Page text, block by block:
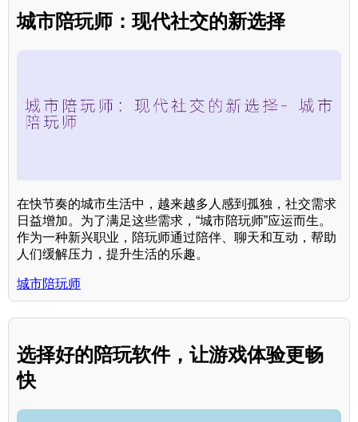
城市陪玩师：现代社交的新选择
在快节奏的城市生活中，越来越多人感到孤独，社交需求
日益增加。为了满足这些需求，“城市陪玩师”应运而生。
作为一种新兴职业，陪玩师通过陪伴、聊天和互动，帮助
人们缓解压力，提升生活的乐趣。
城市陪玩师
选择好的陪玩软件，让游戏体验更畅
快